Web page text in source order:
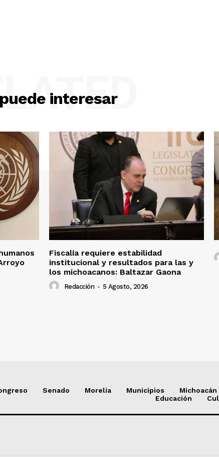
interesar
Fiscalía requiere estabilidad
institucional y resultados para las y
los michoacanos: Baltazar Gaona
Redacción - 5 Agosto, 2026
Senado Morelia Municipios Michoacán
Educación